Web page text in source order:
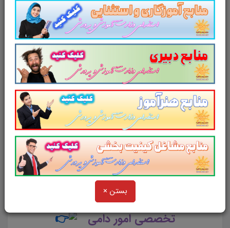
بستن ×
از دیگر منابع آزمون استخدامی وزارت
آموزش و پرورش در سایت پرتو
یادگیری دیدن فرمایید.
و
در یک نمای کلی:
سوالات تستی کتابدانش فنی
پایه امور دامی
سوالات تستی کتاب
تخصصی امور دامی